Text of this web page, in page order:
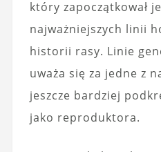
który zapoczątkował
najważniejszych linii
historii rasy. Linie
uważa się za jedne z
jeszcze bardziej
jako reproduktora.